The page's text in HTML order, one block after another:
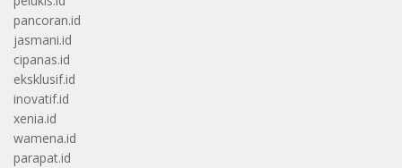
pancoran.id
jasmani.id
cipanas.id
eksklusif.id
inovatif.id
xenia.id
wamena.id
parapat.id